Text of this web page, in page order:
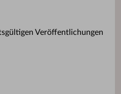
Veröffentlichungen